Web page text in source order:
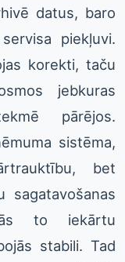
datus, baro
piekļuvi.
korekti, taču
jebkuras
pārējos.
sistēma,
bet
sagatavošanas
to iekārtu
stabili. Tad